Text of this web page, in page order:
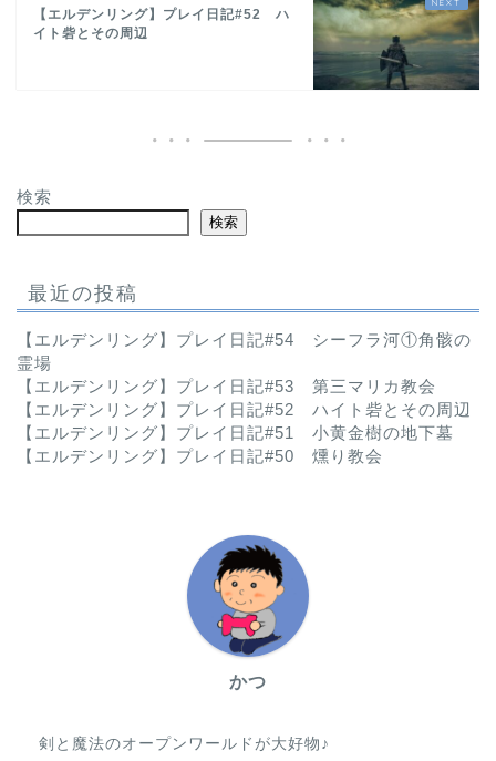
【エルデンリング】プレイ日記#52 ハ
イト砦とその周辺
検索
検索
最近の投稿
【エルデンリング】プレイ日記#54 シーフラ河①角骸の
霊場
【エルデンリング】プレイ日記#53 第三マリカ教会
【エルデンリング】プレイ日記#52 ハイト砦とその周辺
【エルデンリング】プレイ日記#51 小黄金樹の地下墓
【エルデンリング】プレイ日記#50 燻り教会
かつ
剣と魔法のオープンワールドが大好物♪